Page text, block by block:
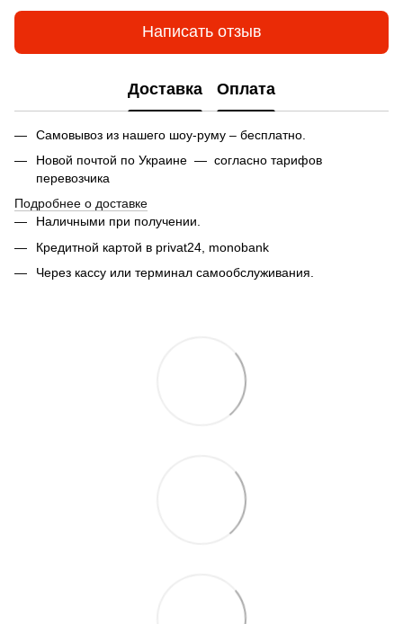
Написать отзыв
Доставка Оплата
Самовывоз из нашего шоу-руму – бесплатно.
Новой почтой по Украине — согласно тарифов
перевозчика
Подробнее о доставке
Наличными при получении.
Кредитной картой в privat24, monobank
Через кассу или терминал самообслуживания.